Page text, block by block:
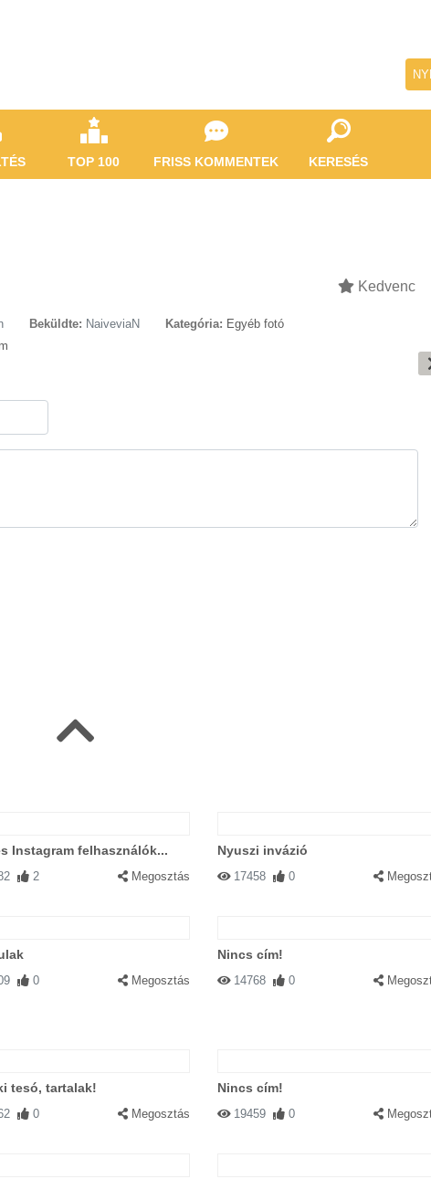
TOP 100 FRISS KOMMENTEK KERESÉS
Kedvenc
Beküldte: NaiveviaN Kategória: Egyéb fotó
Instagram felhasználók...
2 Megosztás
Nyuszi invázió
17458 0
0 Megosztás
Nincs cím!
14768 0
tesó, tartalak!
0 Megosztás
Nincs cím!
19459 0